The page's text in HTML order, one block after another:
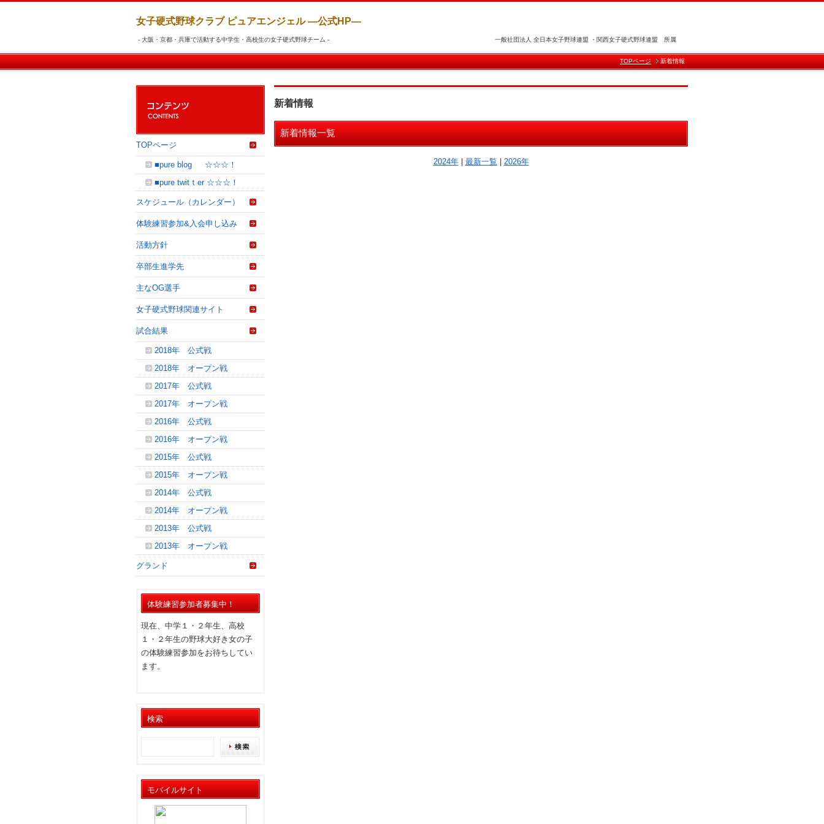
女子硬式野球クラブ ピュアエンジェル ―公式HP―
- 大阪・京都・兵庫で活動する中学生・高校生の女子硬式野球チーム - 一般社団法人 全日本女子野球連盟 ・関西女子硬式野球連盟 所属
TOPページ 新着情報
新着情報
新着情報一覧
2024年| 最新一覧 2026年
TOPページ
■pure blog ☆☆☆！
■pure twitｔer ☆☆☆！
スケジュール（カレンダー）
体験練習参加&入会申し込み
活動方針
卒部生進学先
主なOG選手
女子硬式野球関連サイト
試合結果
2018年 公式戦
2018年 オープン戦
2017年 公式戦
2017年 オープン戦
2016年 公式戦
2016年 オープン戦
2015年 公式戦
2015年 オープン戦
2014年 公式戦
2014年 オープン戦
2013年 公式戦
2013年 オープン戦
グランド
体験練習参加者募集中！
現在、中学１・２年生、高校
１・２年生の野球大好き女の子
の体験練習参加をお待ちしてい
ます。
検索
モバイルサイト